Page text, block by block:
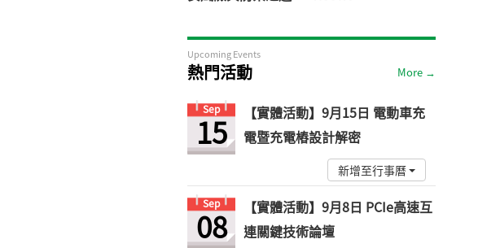
Upcoming Events
熱門活動 More →
Sep
15
【實體活動】9月15日 電動車充
電暨充電樁設計解密
新增至行事曆
Sep
08
【實體活動】9月8日 PCIe高速互
連關鍵技術論壇